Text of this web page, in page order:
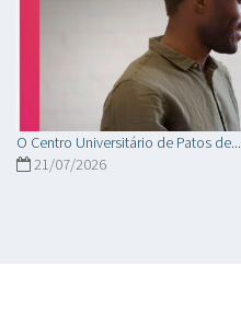
O Centro Universitário de Patos de...
21/07/2026